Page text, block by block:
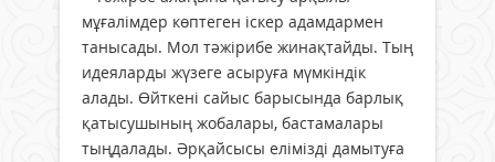
мұғалімдер көптеген іскер адамдармен
танысады. Мол тәжірибе жинақтайды. Тың
идеяларды жүзеге асыруға мүмкіндік
алады. Өйткені сайыс барысында барлық
қатысушының жобалары, бастамалары
тыңдалады. Әрқайсысы елімізді дамытуға